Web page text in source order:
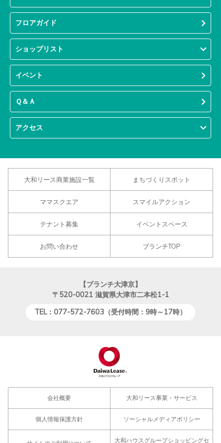
フロアガイド
ショップリスト
イベント
Ｑ＆Ａ
アクセス
大和リース商業施設一覧 まちづくりスポット
ママスクエア スマイルアクション
テナント募集 イベントスペース
お問い合わせ ブランチTOP
【ブランチ大津京】
〒520-0021 滋賀県大津市二本松1-1
TEL：077-572-7603（受付時間：9時～17時）
会社概要 大和リース事業・サービス
個人情報保護方針 ソーシャルメディアポリシー
大和ハウスグループショッピングセ